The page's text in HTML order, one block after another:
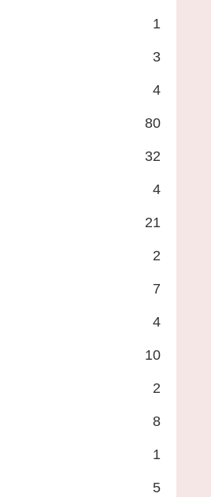
1
3
4
80
32
4
21
2
7
4
10
2
8
1
5